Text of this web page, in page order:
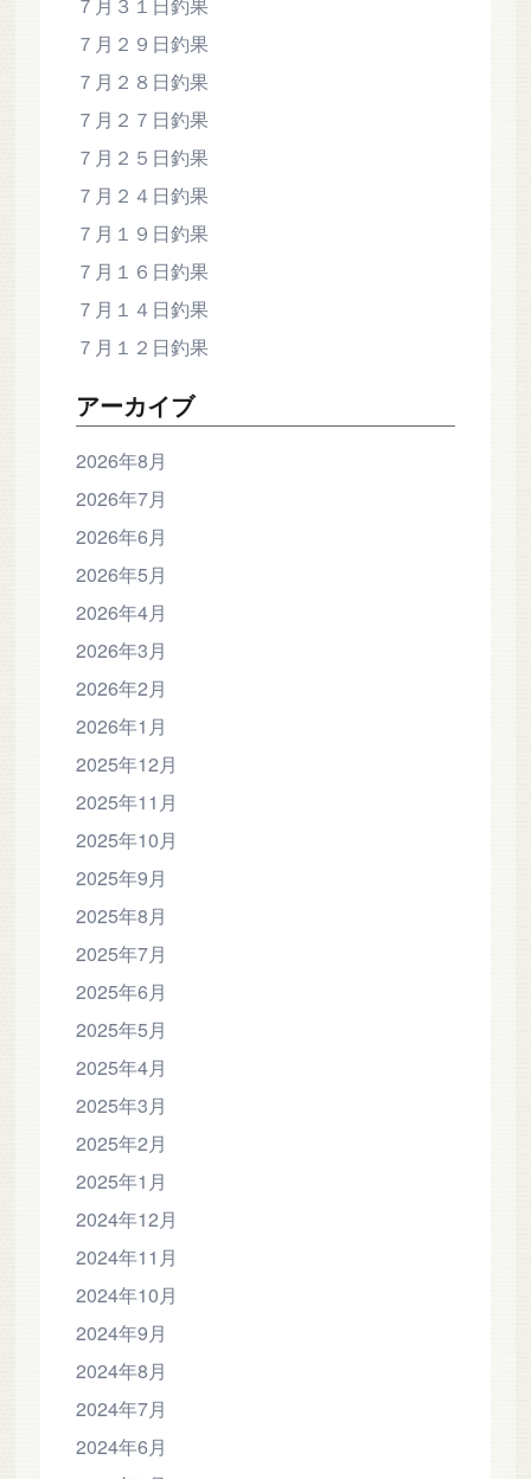
７月２９日釣果
７月２８日釣果
７月２７日釣果
７月２５日釣果
７月２４日釣果
７月１９日釣果
７月１６日釣果
７月１４日釣果
７月１２日釣果
アーカイブ
2026年8月
2026年7月
2026年6月
2026年5月
2026年4月
2026年3月
2026年2月
2026年1月
2025年12月
2025年11月
2025年10月
2025年9月
2025年8月
2025年7月
2025年6月
2025年5月
2025年4月
2025年3月
2025年2月
2025年1月
2024年12月
2024年11月
2024年10月
2024年9月
2024年8月
2024年7月
2024年6月